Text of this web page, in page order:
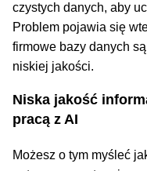
czystych danych, aby
Problem pojawia się
firmowe bazy danych
niskiej jakości.
Niska jakość
pracą z AI
Możesz o tym myśleć